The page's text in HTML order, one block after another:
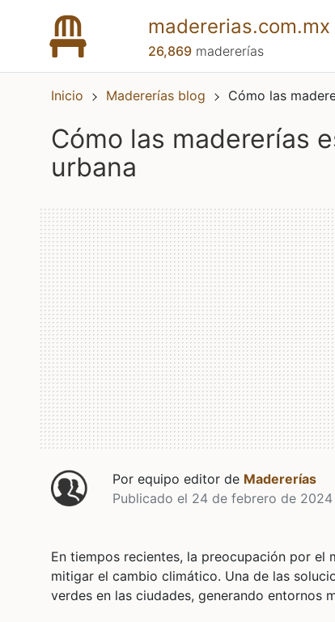
madererias.com.mx
26,869madererías
Inicio Madererías blog Cómo las
cómo las madererías están promoviendo la reforestación
urbana
Por equipo editor de Madererías
Publicado el 24 de febrero de 2024
En tiempos recientes, la preocupación por el
mitigar el cambio climático. Una de las
verdes en las ciudades, generando entornos